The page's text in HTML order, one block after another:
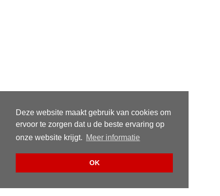
Deze website maakt gebruik van cookies om
ervoor te zorgen dat u de beste ervaring op
onze website krijgt. Meer informatie
OK